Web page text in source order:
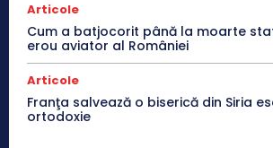
Articole
Cum a batjocorit până la moarte
erou aviator al României
Articole
Franţa salvează o biserică din Siria
ortodoxie